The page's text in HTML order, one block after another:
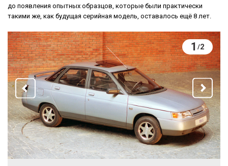
до появления опытных образцов, которые были практически
такими же, как будущая серийная модель, оставалось ещё 8 лет.
1 /2